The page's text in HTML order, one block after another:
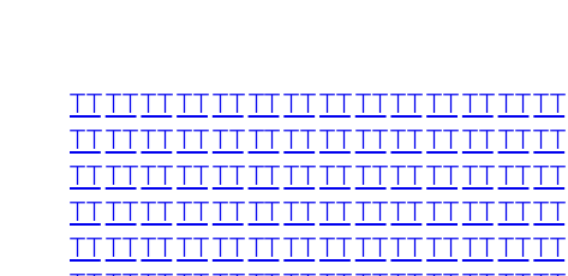
TTTTTTTTTTTTTTTTTTTTTTTTTTTT
TTTTTTTTTTTTTTTTTTTTTTTTTTTT
TTTTTTTTTTTTTTTTTTTTTTTTTTTT
TTTTTTTTTTTTTTTTTTTTTTTTTTTT
TTTTTTTTTTTTTTTTTTTTTTTTTTTT